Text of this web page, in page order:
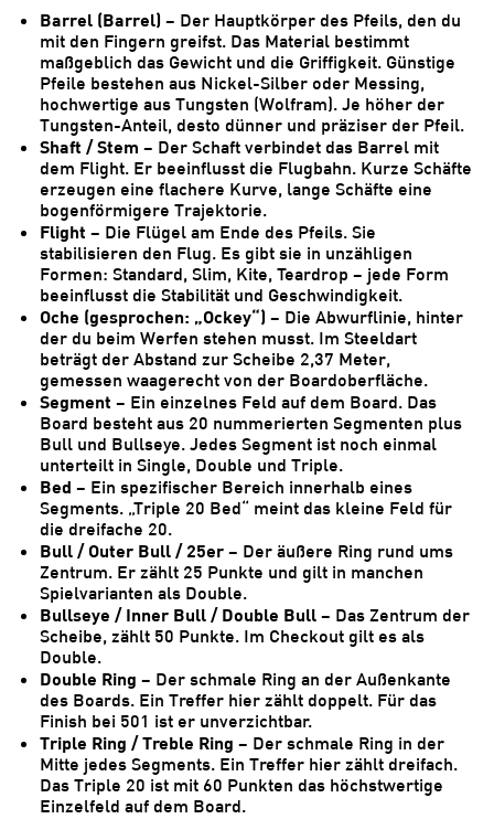
Barrel (Barrel) – Der Hauptkörper des Pfeils, den du
mit den Fingern greifst. Das Material bestimmt
maßgeblich das Gewicht und die Griffigkeit. Günstige
Pfeile bestehen aus Nickel-Silber oder Messing,
hochwertige aus Tungsten (Wolfram). Je höher der
Tungsten-Anteil, desto dünner und präziser der Pfeil.
Shaft / Stem – Der Schaft verbindet das Barrel mit
dem Flight. Er beeinflusst die Flugbahn. Kurze Schäfte
erzeugen eine flachere Kurve, lange Schäfte eine
bogenförmigere Trajektorie.
Flight – Die Flügel am Ende des Pfeils. Sie
stabilisieren den Flug. Es gibt sie in unzähligen
Formen: Standard, Slim, Kite, Teardrop – jede Form
beeinflusst die Stabilität und Geschwindigkeit.
Oche (gesprochen: „Ockey“) – Die Abwurflinie, hinter
der du beim Werfen stehen musst. Im Steeldart
beträgt der Abstand zur Scheibe 2,37 Meter,
gemessen waagerecht von der Boardoberfläche.
Segment – Ein einzelnes Feld auf dem Board. Das
Board besteht aus 20 nummerierten Segmenten plus
Bull und Bullseye. Jedes Segment ist noch einmal
unterteilt in Single, Double und Triple.
Bed – Ein spezifischer Bereich innerhalb eines
Segments. „Triple 20 Bed“ meint das kleine Feld für
die dreifache 20.
Bull / Outer Bull / 25er – Der äußere Ring rund ums
Zentrum. Er zählt 25 Punkte und gilt in manchen
Spielvarianten als Double.
Bullseye / Inner Bull / Double Bull – Das Zentrum der
Scheibe, zählt 50 Punkte. Im Checkout gilt es als
Double.
Double Ring – Der schmale Ring an der Außenkante
des Boards. Ein Treffer hier zählt doppelt. Für das
Finish bei 501 ist er unverzichtbar.
Triple Ring / Treble Ring – Der schmale Ring in der
Mitte jedes Segments. Ein Treffer hier zählt dreifach.
Das Triple 20 ist mit 60 Punkten das höchstwertige
Einzelfeld auf dem Board.